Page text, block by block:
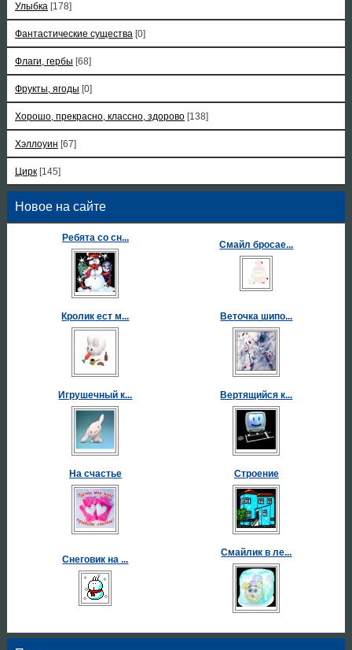
Улыбка [178]
Фантастические существа [0]
Флаги, гербы [68]
Фрукты, ягоды [0]
Хорошо, прекрасно, классно, здорово [138]
Хэллоуин [67]
Цирк [145]
Новое на сайте
Ребята со сн...
Смайл бросае...
Кролик ест м... Веточка шипо...
Игрушечный к... Вертящийся к...
На счастье Строение
Снеговик на ...
Смайлик в ле...